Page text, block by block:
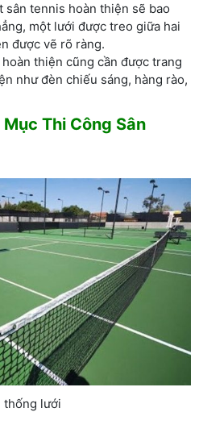
sân tennis hoàn thiện sẽ bao
một lưới được treo giữa hai
được vẽ rõ ràng.
thiện cũng cần được trang
như đèn chiếu sáng, hàng rào,
Thi Công Sân
thống lưới